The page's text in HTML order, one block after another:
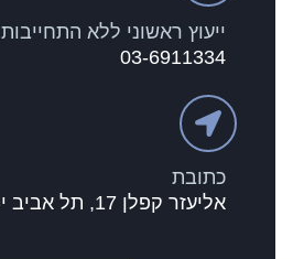
ייעוץ ראשוני ללא התחייבות
03-6911334
כתובת
אליעזר קפלן 17, תל אביב יפו